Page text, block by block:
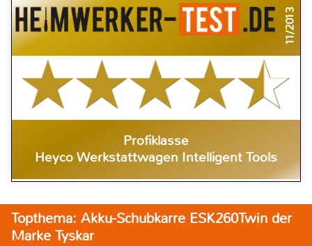
11/2013
Profiklasse
Heyco Werkstattwagen Intelligent Tools
Topthema: Akku-Schubkarre ESK260Twin der
Marke Tyskar